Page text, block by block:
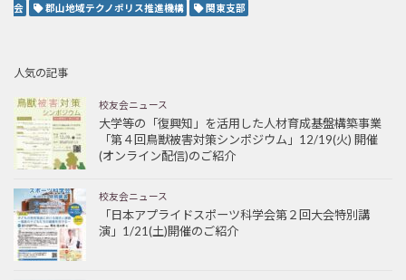
会
郡山地域テクノポリス推進機構 関東支部
人気の記事
校友会ニュース
大学等の「復興知」を活用した人材育成基盤構築事業
「第４回鳥獣被害対策シンポジウム」12/19(火) 開催
(オンライン配信)のご紹介
校友会ニュース
「日本アプライドスポーツ科学会第２回大会特別講
演」1/21(土)開催のご紹介